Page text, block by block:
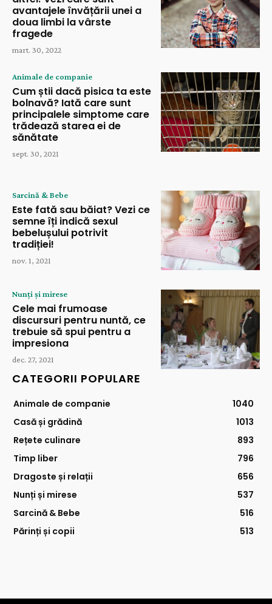
avantajele învățării unei a
doua limbi la vârste
fragede
mart. 30, 2022
Animale de companie
Cum știi dacă pisica ta este
bolnavă? Iată care sunt
principalele simptome care
trădează starea ei de
sănătate
sept. 30, 2021
Sarcină & Bebe
Este fată sau băiat? Vezi ce
semne îți indică sexul
bebelușului potrivit
tradiției!
nov. 1, 2021
Nunți și mirese
Cele mai frumoase
discursuri pentru nuntă, ce
trebuie să spui pentru a
impresiona
dec. 27, 2021
CATEGORII POPULARE
Animale de companie
1040
Casă și grădină
1013
Rețete culinare
893
Timp liber
796
Dragoste și relații
656
Nunți și mirese
537
Sarcină & Bebe
516
Părinți și copii
513